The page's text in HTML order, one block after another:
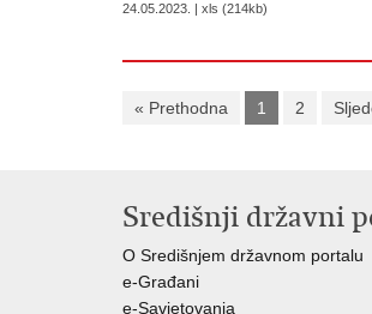
24.05.2023. | xls (214kb)
« Prethodna 1 2
Središnji državni
O Središnjem državnom portalu
e-Građani
e-Savjetovanja